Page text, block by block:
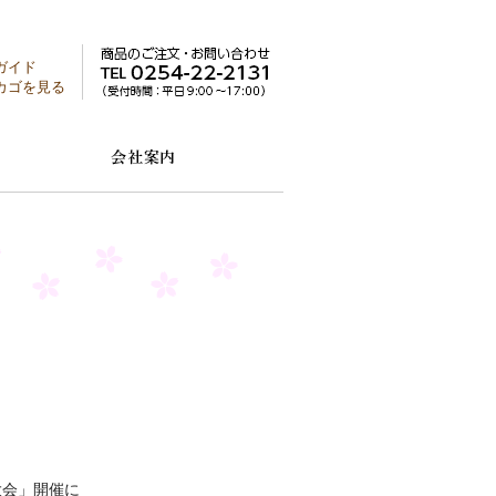
イド
ゴを見る
」開催に